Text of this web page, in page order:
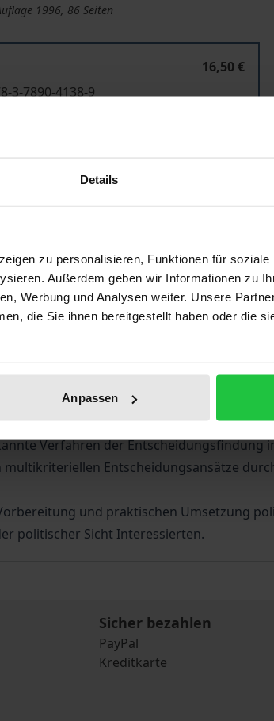
Details
zu personalisieren, Funktionen für
Außerdem geben wir Informationen zu
Werbung und Analysen weiter. Unsere
die Sie ihnen bereitgestellt haben oder die
Anpassen
1996, 86 Seiten
16,50 €
3-7890-4138-9
Warenkorb Zur Wunschliste
Versandkosten
Bibliografische Angaben
bei der Suche nach den
dieses Phänomens gibt.
auf ihre
und gesellschaftlicher
Verfahren der Entscheidungsfindung
Entscheidungsansätze
und praktischen Umsetzung
politischer Sicht Interessierten.
Sicher bezahlen
PayPal
Kreditkarte